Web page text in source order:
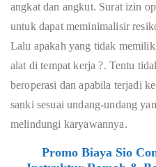
angkat dan angkut. Surat izin
untuk dapat meminimalisir
Lalu apakah yang tidak
alat di tempat kerja ?. Tentu
beroperasi dan apabila terjadi
sanki sesuai undang-undang
melindungi karyawannya.
Promo Biaya Sio